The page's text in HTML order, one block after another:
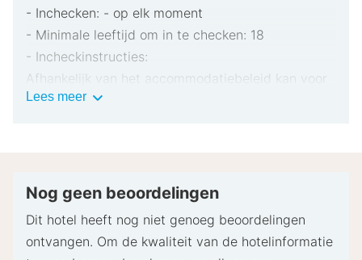
- Inchecken: - op elk moment
- Minimale leeftijd om in te checken: 18
- Incheckinstructies:
Afhankelijk van het accommodatiebeleid kan voor
extra personen een toeslag in rekening worden
pinpas of borgsom in contanten te verstrekken
Speciale verzoeken worden onder voorbehoud van
beschikbaarheid bij het inchecken ingewilligd.
Lees meerBelangrijke
Nog geen beoordelingen
Dit hotel heeft nog niet genoeg beoordelingen
ontvangen. Om de kwaliteit van de hotelinformatie